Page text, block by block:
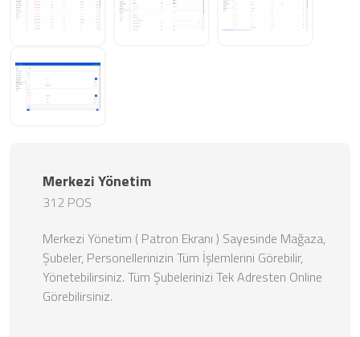
Merkezi Yönetim
312 POS
Merkezi Yönetim ( Patron Ekranı ) Sayesinde Mağaza,
Şubeler, Personellerinizin Tüm İşlemlerini Görebilir,
Yönetebilirsiniz. Tüm Şubelerinizi Tek Adresten Online
Görebilirsiniz.